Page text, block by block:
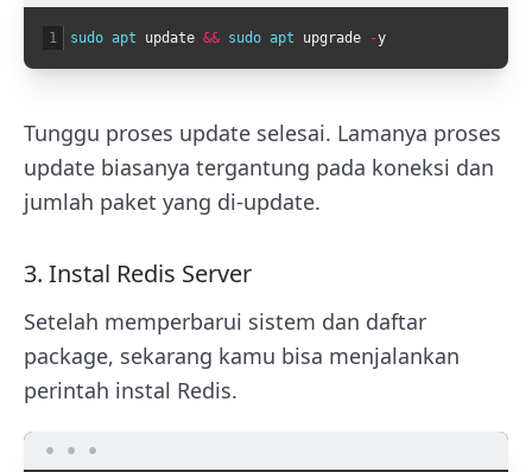
1 sudo apt update && sudo apt upgrade -y
Tunggu proses update selesai. Lamanya proses
update biasanya tergantung pada koneksi dan
jumlah paket yang di-update.
3. Instal Redis Server
Setelah memperbarui sistem dan daftar
package, sekarang kamu bisa menjalankan
perintah instal Redis.